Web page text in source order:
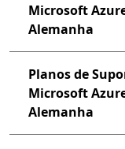
Microsoft
Alemanha
Planos de
Microsoft
Alemanha